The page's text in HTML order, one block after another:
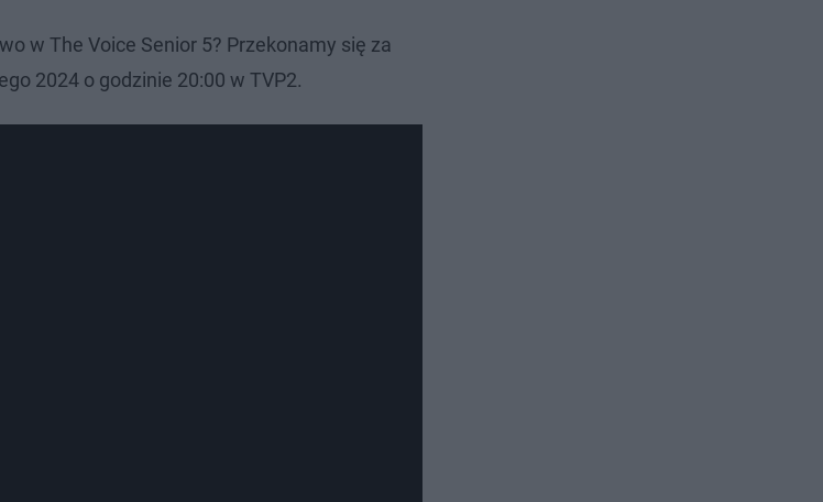
w The Voice Senior 5? Przekonamy się za
2024 o godzinie 20:00 w TVP2.